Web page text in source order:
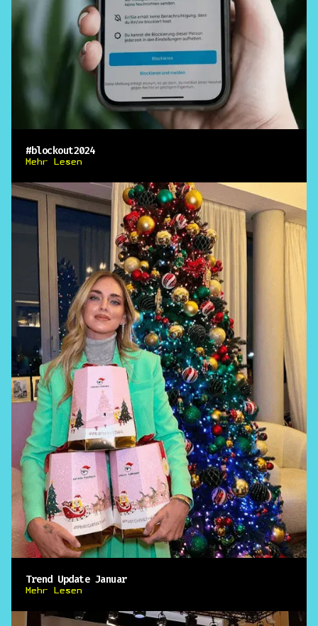
#blockout2024
Mehr Lesen
Trend Update Januar
Mehr Lesen